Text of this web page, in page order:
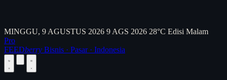
MINGGU, 9 AGUSTUS 2026 9 AGS 2026 28°C Edisi Malam
Pro
FEEDberry Bisnis · Pasar · Indonesia